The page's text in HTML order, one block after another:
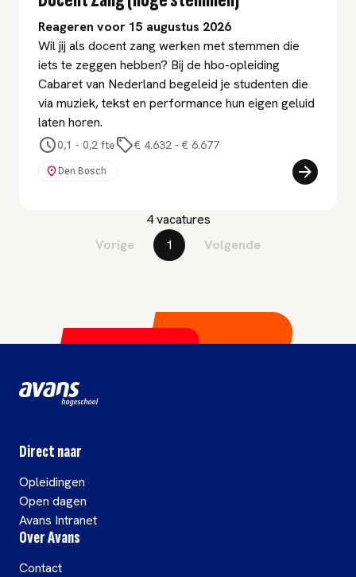
Reageren voor 15 augustus 2026
Wil jij als docent zang werken met stemmen die
iets te zeggen hebben? Bij de hbo-opleiding
Cabaret van Nederland begeleid je studenten die
via muziek, tekst en performance hun eigen geluid
laten horen.
0,1 - 0,2 fte € 4.632 - € 6.677
Den Bosch
4 vacatures
Vorige
1 Volgende
Direct naar
Opleidingen
Open dagen
Avans Intranet
Over Avans
Contact